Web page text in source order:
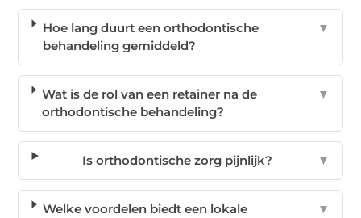
Hoe lang duurt een orthodontische
behandeling gemiddeld?
▼
Wat is de rol van een retainer na de
orthodontische behandeling?
▼
Is orthodontische zorg pijnlijk? ▼
Welke voordelen biedt een lokale
▼